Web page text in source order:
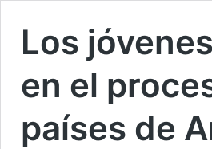
Los
en el
países de